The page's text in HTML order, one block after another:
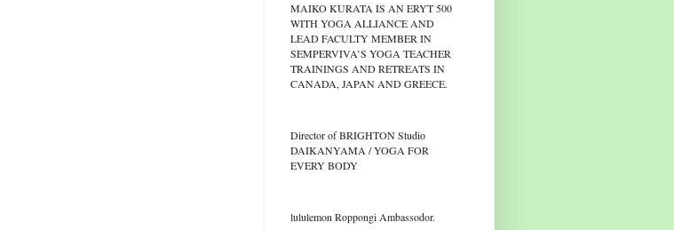
MAIKO KURATA IS AN ERYT 500
WITH YOGA ALLIANCE AND
LEAD FACULTY MEMBER IN
SEMPERVIVA’S YOGA TEACHER
TRAININGS AND RETREATS IN
CANADA, JAPAN AND GREECE.
Director of BRIGHTON Studio
DAIKANYAMA / YOGA FOR
EVERY BODY
lululemon Roppongi Ambassodor.